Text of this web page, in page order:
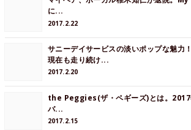
に...
2017.2.22
サニーデイサービスの淡いポップな魅力
現在も走り続け...
2017.2.20
the Peggies(ザ・ペギーズ)とは。2017
バ...
2017.2.15